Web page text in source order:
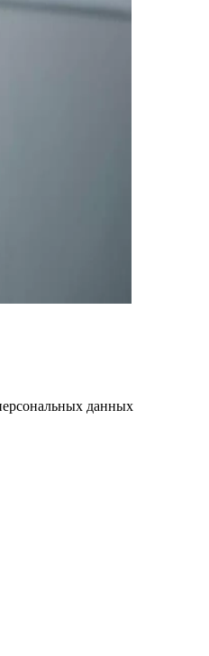
данных